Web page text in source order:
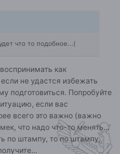
что то подобное...(
как
не удастся избежать
подготовиться. Попробуйте
если вас
всего это важно (важно
что надо что-то менять...
по штампу, то по штампу,